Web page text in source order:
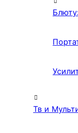
Тв и